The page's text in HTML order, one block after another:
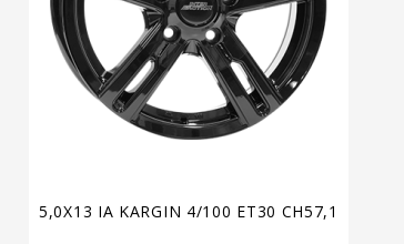
5,0X13 IA KARGIN 4/100 ET30 CH57,1